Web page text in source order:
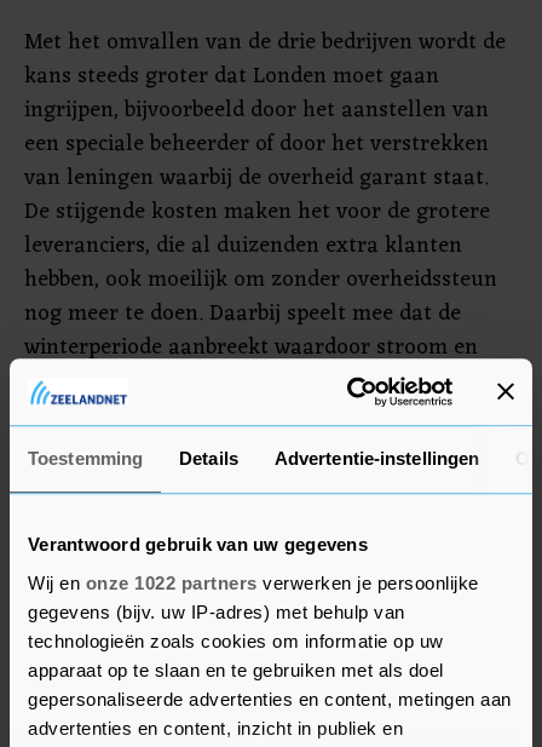
Toestemming Details Advertentie-instellingen
Verantwoord gebruik van uw gegevens
Wij en onze 1022 partners verwerken je persoonlijke
gegevens (bijv. uw IP-adres) met behulp van
technologieën zoals cookies om informatie op uw
apparaat op te slaan en te gebruiken met als doel
gepersonaliseerde advertenties en content, metingen aan
advertenties en content, inzicht in publiek en
Met het omvallen van de drie bedrijven wordt de
kans steeds groter dat Londen moet gaan
ingrijpen, bijvoorbeeld door het aanstellen van
een speciale beheerder of door het verstrekken
van leningen waarbij de overheid garant staat.
De stijgende kosten maken het voor de grotere
leveranciers, die al duizenden extra klanten
hebben, ook moeilijk om zonder overheidssteun
nog meer te doen. Daarbij speelt mee dat de
winterperiode aanbreekt waardoor stroom en
gasprijzen normaliter al oplopen.
De prijzen voor aardgas in het Verenigd
Koninkrijk stegen woensdag met 10 procent tot
duurste maand voor stroomprijzen in de laatste
jaren.